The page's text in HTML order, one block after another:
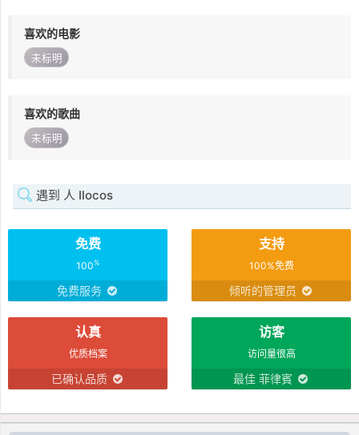
喜欢的电影
未标明
喜欢的歌曲
未标明
遇到 人 Ilocos
免费
100%
免费服务
支持
100%免费
倾听的管理员
认真
优质档案
已确认品质
访客
访问量很高
最佳 菲律賓